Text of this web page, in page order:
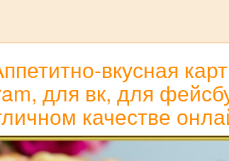
вкусная
для вк, для
качестве